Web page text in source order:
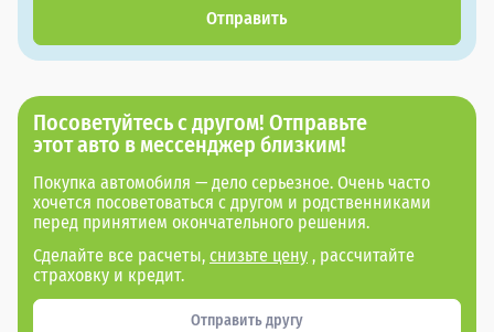
Отправить
Посоветуйтесь с другом! Отправьте
этот авто в мессенджер близким!
Покупка автомобиля — дело серьезное. Очень часто
хочется посоветоваться с другом и родственниками
перед принятием окончательного решения.
Сделайте все расчеты, снизьте цену , рассчитайте
страховку и кредит.
Отправить другу